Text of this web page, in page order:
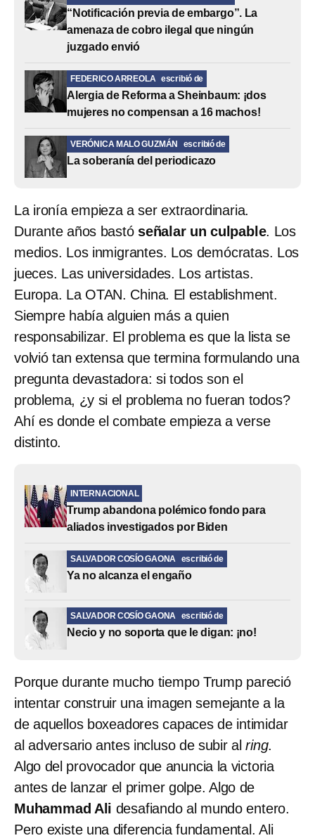
“Notificación previa de embargo”. La
amenaza de cobro ilegal que ningún
juzgado envió
FEDERICO ARREOLA escribió de
Alergia de Reforma a Sheinbaum: ¡dos
mujeres no compensan a 16 machos!
VERÓNICA MALO GUZMÁN escribió de
La soberanía del periodicazo
La ironía empieza a ser extraordinaria.
Durante años bastó señalar un culpable. Los
medios. Los inmigrantes. Los demócratas. Los
jueces. Las universidades. Los artistas.
Europa. La OTAN. China. El establishment.
Siempre había alguien más a quien
responsabilizar. El problema es que la lista se
volvió tan extensa que termina formulando una
pregunta devastadora: si todos son el
problema, ¿y si el problema no fueran todos?
Ahí es donde el combate empieza a verse
distinto.
INTERNACIONAL
Trump abandona polémico fondo para
aliados investigados por Biden
SALVADOR COSÍO GAONA escribió de
Ya no alcanza el engaño
SALVADOR COSÍO GAONA escribió de
Necio y no soporta que le digan: ¡no!
Porque durante mucho tiempo Trump pareció
intentar construir una imagen semejante a la
de aquellos boxeadores capaces de intimidar
al adversario antes incluso de subir alring.
Algo del provocador que anuncia la victoria
antes de lanzar el primer golpe. Algo de
Muhammad Ali desafiando al mundo entero.
Pero existe una diferencia fundamental. Ali